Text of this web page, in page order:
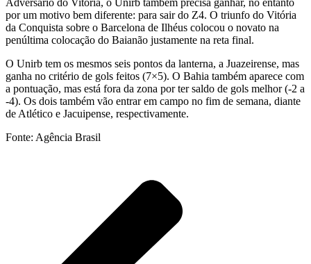
Adversário do Vitória, o Unirb também precisa ganhar, no entanto
por um motivo bem diferente: para sair do Z4. O triunfo do Vitória
da Conquista sobre o Barcelona de Ilhéus colocou o novato na
penúltima colocação do Baianão justamente na reta final.
O Unirb tem os mesmos seis pontos da lanterna, a Juazeirense, mas
ganha no critério de gols feitos (7×5). O Bahia também aparece com
a pontuação, mas está fora da zona por ter saldo de gols melhor (-2 a
-4). Os dois também vão entrar em campo no fim de semana, diante
de Atlético e Jacuipense, respectivamente.
Fonte: Agência Brasil